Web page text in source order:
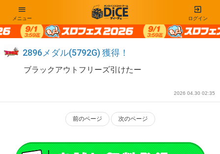
ログイン
メニュー
2896メダル(5792G) 獲得！
ブラックアウトフリーズ引けたー
2026 04.30 02:35
前のページ 次のページ